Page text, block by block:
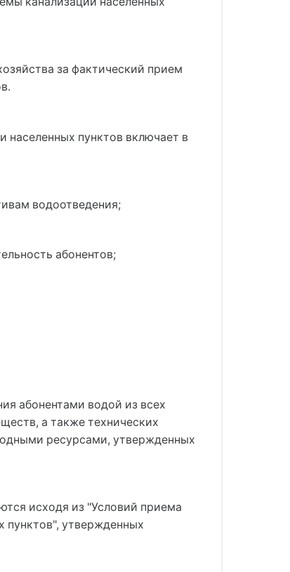
за фактический прием
пунктов включает в
водоотведения;
абонентов;
абонентами водой из всех
а также технических
ресурсами, утвержденных
исходя из "Условий приема
пунктов", утвержденных